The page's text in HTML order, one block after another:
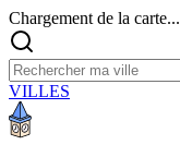
Chargement de la carte...
VILLES